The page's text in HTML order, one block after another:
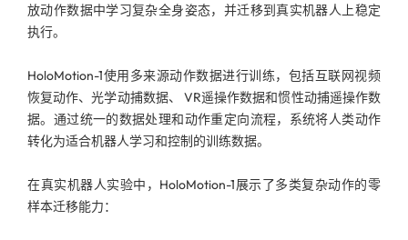
放动作数据中学习复杂全身姿态，并迁移到真实机器人上稳定
执行。
HoloMotion-1使用多来源动作数据进行训练，包括互联网视频
恢复动作、光学动捕数据、 VR遥操作数据和惯性动捕遥操作数
据。通过统一的数据处理和动作重定向流程，系统将人类动作
转化为适合机器人学习和控制的训练数据。
在真实机器人实验中，HoloMotion-1展示了多类复杂动作的零
样本迁移能力：